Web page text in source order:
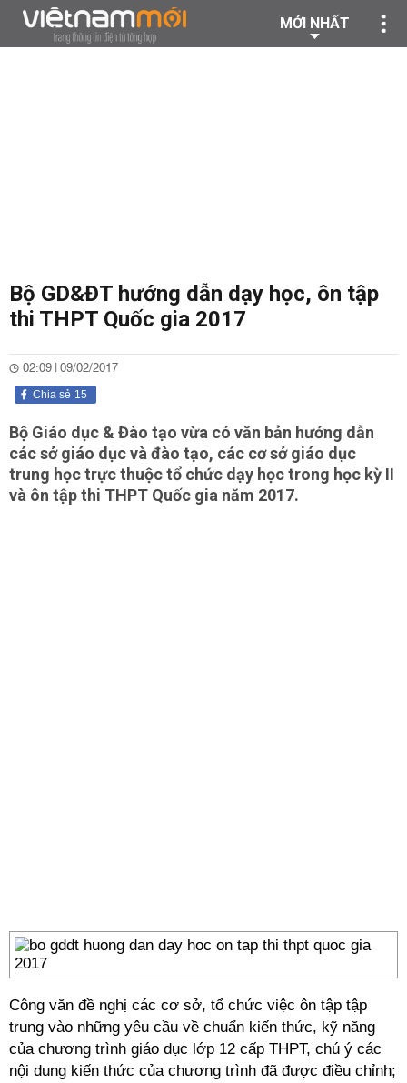
MỚI NHẤT
Bộ GD&ĐT hướng dẫn dạy học, ôn tập
thi THPT Quốc gia 2017
02:09 | 09/02/2017
15
Chia sẻ
Bộ Giáo dục & Đào tạo vừa có văn bản hướng dẫn
các sở giáo dục và đào tạo, các cơ sở giáo dục
trung học trực thuộc tổ chức dạy học trong học kỳ II
và ôn tập thi THPT Quốc gia năm 2017.
Công văn đề nghị các cơ sở, tổ chức việc ôn tập tập
trung vào những yêu cầu về chuẩn kiến thức, kỹ năng
của chương trình giáo dục lớp 12 cấp THPT, chú ý các
nội dung kiến thức của chương trình đã được điều chỉnh;